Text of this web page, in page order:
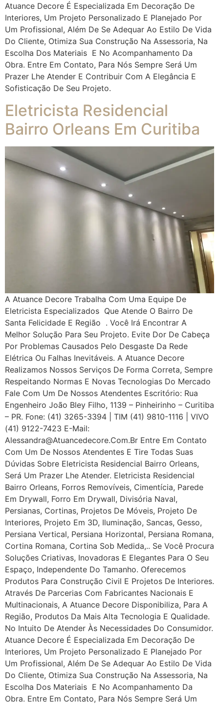
Atuance Decore É Especializada Em Decoração De
Interiores, Um Projeto Personalizado E Planejado Por
Um Profissional, Além De Se Adequar Ao Estilo De Vida
Do Cliente, Otimiza Sua Construção Na Assessoria, Na
Escolha Dos Materiais E No Acompanhamento Da
Obra. Entre Em Contato, Para Nós Sempre Será Um
Prazer Lhe Atender E Contribuir Com A Elegância E
Sofisticação De Seu Projeto.
Eletricista Residencial
Bairro Orleans Em Curitiba
A Atuance Decore Trabalha Com Uma Equipe De
Eletricista Especializados Que Atende O Bairro De
Santa Felicidade E Região . Você Irá Encontrar A
Melhor Solução Para Seu Projeto. Evite Dor De Cabeça
Por Problemas Causados Pelo Desgaste Da Rede
Elétrica Ou Falhas Inevitáveis. A Atuance Decore
Realizamos Nossos Serviços De Forma Correta, Sempre
Respeitando Normas E Novas Tecnologias Do Mercado
Fale Com Um De Nossos Atendentes Escritório: Rua
Engenheiro João Bley Filho, 1139 – Pinheirinho – Curitiba
– PR. Fone: (41) 3265-3394 | TIM (41) 9810-1116 | VIVO
(41) 9122-7423 E-Mail:
Alessandra@atuancedecore.com.br Entre Em Contato
Com Um De Nossos Atendentes E Tire Todas Suas
Dúvidas Sobre Eletricista Residencial Bairro Orleans,
Será Um Prazer Lhe Atender. Eletricista Residencial
Bairro Orleans, Forros Removíveis, Cimentícia, Parede
Em Drywall, Forro Em Drywall, Divisória Naval,
Persianas, Cortinas, Projetos De Móveis, Projeto De
Interiores, Projeto Em 3D, Iluminação, Sancas, Gesso,
Persiana Vertical, Persiana Horizontal, Persiana Romana,
Cortina Romana, Cortina Sob Medida,.. Se Você Procura
Soluções Criativas, Inovadoras E Elegantes Para O Seu
Espaço, Independente Do Tamanho. Oferecemos
Produtos Para Construção Civil E Projetos De Interiores.
Através De Parcerias Com Fabricantes Nacionais E
Multinacionais, A Atuance Decore Disponibiliza, Para A
Região, Produtos Da Mais Alta Tecnologia E Qualidade.
No Intuito De Atender Às Necessidades Do Consumidor.
Atuance Decore É Especializada Em Decoração De
Interiores, Um Projeto Personalizado E Planejado Por
Um Profissional, Além De Se Adequar Ao Estilo De Vida
Do Cliente, Otimiza Sua Construção Na Assessoria, Na
Escolha Dos Materiais E No Acompanhamento Da
Obra. Entre Em Contato, Para Nós Sempre Será Um